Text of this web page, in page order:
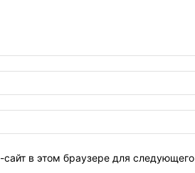
в этом браузере для следующего